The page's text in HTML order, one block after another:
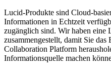
Lucid-Produkte sind Cloud-
Informationen in Echtzeit
zugänglich sind. Wir haben eine
zusammengestellt, damit Sie
Collaboration Platform
Informationsquelle machen